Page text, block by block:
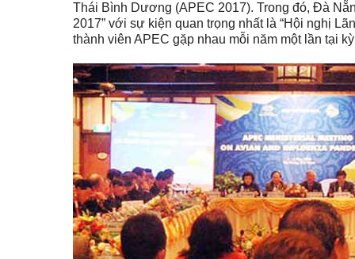
Thái Bình Dương (APEC 2017). Trong đó, Đà
2017” với sự kiện quan trọng nhất là “Hội nghị
thành viên APEC gặp nhau mỗi năm một lần tại